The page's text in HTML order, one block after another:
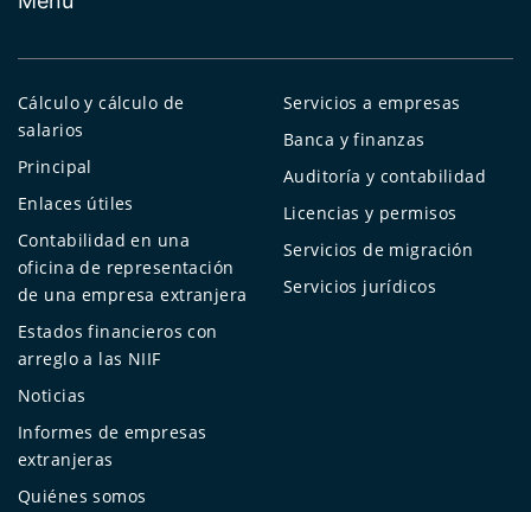
Cálculo y cálculo de
salarios
Principal
Enlaces útiles
Contabilidad en una
oficina de representación
de una empresa extranjera
Estados financieros con
arreglo a las NIIF
Noticias
Informes de empresas
extranjeras
Quiénes somos
Servicios a empresas
Banca y finanzas
Auditoría y contabilidad
Licencias y permisos
Servicios de migración
Servicios jurídicos